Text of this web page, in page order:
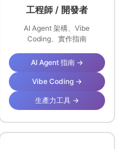
工程師 / 開發者
AI Agent 架構、Vibe
Coding、實作指南
AI Agent 指南 →
Vibe Coding →
生產力工具 →